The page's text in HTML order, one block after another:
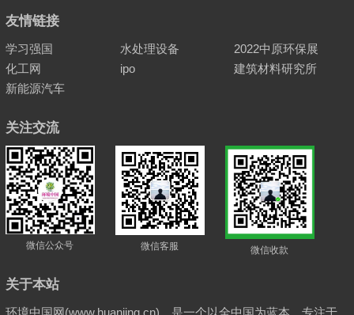
友情链接
学习强国 水处理设备
2022中原环保展
化工网
ipo
建筑材料研究所
新能源汽车
关注交流
微信公众号 微信客服 微信收款
关于本站
环境中国网(www.huanjing.cn)，是一个以全中国为蓝本，专注于